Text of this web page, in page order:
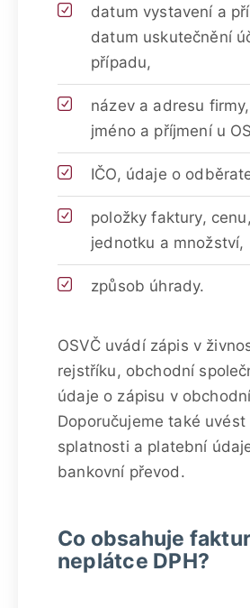
datum vystavení a
datum uskutečnění
případu,
název a adresu
jméno a příjmení u
IČO, údaje o
položky faktury,
jednotku a množství,
způsob úhrady.
OSVČ uvádí zápis v
rejstříku, obchodní
údaje o zápisu v
Doporučujeme také
splatnosti a platební
bankovní převod.
Co obsahuje
neplátce DPH?